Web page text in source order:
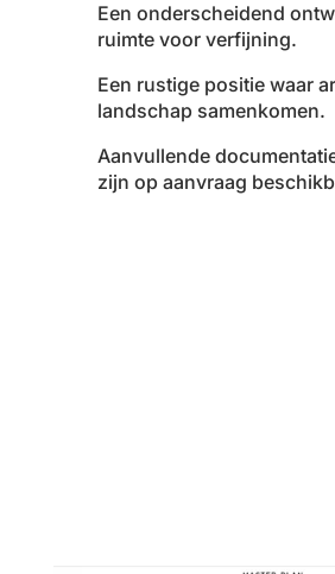
Een onderscheidend
ruimte voor verfijning.
Een rustige positie waar
landschap samenkomen.
Aanvullende
zijn op aanvraag